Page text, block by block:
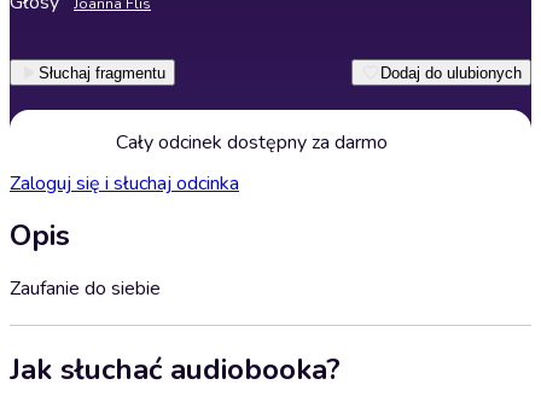
Słuchaj fragmentu Dodaj do ulubionych
Cały odcinek dostępny za darmo
Zaloguj się i słuchaj odcinka
Opis
Zaufanie do siebie
Jak słuchać audiobooka?